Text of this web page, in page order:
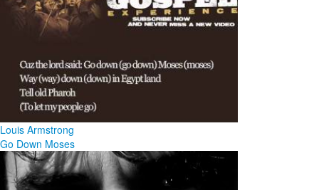
Louis Armstrong
Go Down Moses